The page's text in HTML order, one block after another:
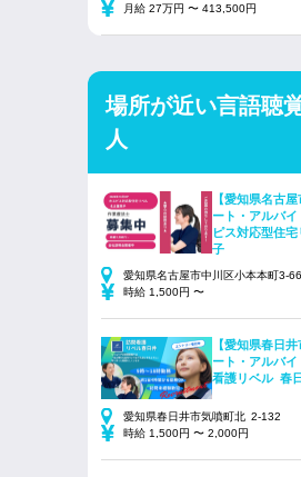
月給 27万円 〜 413,500円
場所が近い言語聴
人
【愛知県名古
ート・アルバ
ピス対応型住
子
愛知県名古屋市中川区小本本町3-66
時給 1,500円 〜
【愛知県春日
ート・アルバ
看護リベル 春
愛知県春日井市気噴町北 2-132
時給 1,500円 〜 2,000円